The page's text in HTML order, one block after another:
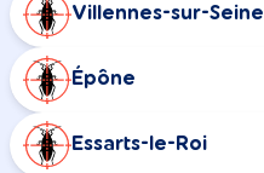
Villennes-sur-Seine
Épône
Essarts-le-Roi